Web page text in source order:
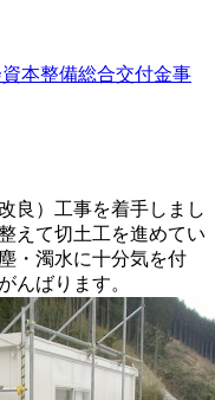
本整備総合交付金事
良）工事を着手しまし
えて切土工を進めてい
・濁水に十分気を付
んばります。